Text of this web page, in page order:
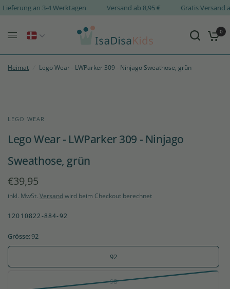
Lieferung an 3-4 Werktagen Versand ab 8,95 € Gratis
0
Heimat Lego Wear - LWParker 309 - Ninjago Sweathose, grün
LEGO WEAR
Lego Wear - LWParker 309 - Ninjago
Sweathose, grün
€39,95
inkl. MwSt. Versand wird beim Checkout berechnet
12010822-884-92
Grösse:92
92
98